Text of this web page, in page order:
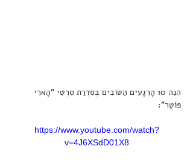
הִנֵּה 10 הָרְגָעִים הַטּוֹבִים בְּסִדְרַת סִרְטֵי "הָארִי
פּוֹטֵר":
https://www.youtube.com/watch?
v=4J6XSdD01X8